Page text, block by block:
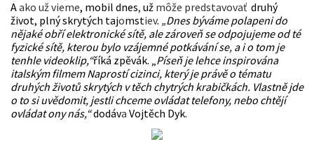
Aako už vieme, mobil dnes, už môže predstavovať druhý
život, plný skrytých tajomstiev. „Dnes býváme polapeni do
nějaké obří elektronické sítě, ale zároveň se odpojujeme od té
fyzické sítě, kterou bylo vzájemné potkávání se, a i o tom je
tenhle videoklip,“říká zpěvák. „Píseň je lehce inspirována
italským filmem Naprostí cizinci, který je právě o tématu
druhých životů skrytých v těch chytrých krabičkách. Vlastně jde
o to si uvědomit, jestli chceme ovládat telefony, nebo chtějí
ovládat ony nás,“dodáva Vojtěch Dyk.